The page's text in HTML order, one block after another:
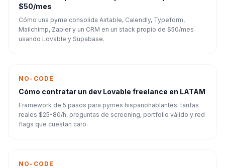
$50/mes
Cómo una pyme consolida Airtable, Calendly, Typeform,
Mailchimp, Zapier y un CRM en un stack propio de $50/mes
usando Lovable y Supabase.
NO-CODE
Cómo contratar un dev Lovable freelance en LATAM
Framework de 5 pasos para pymes hispanohablantes: tarifas
reales $25-80/h, preguntas de screening, portfolio válido y red
flags que cuestan caro.
NO-CODE